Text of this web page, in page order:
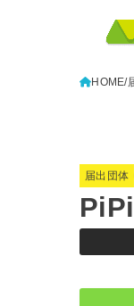
HOME
届出団体